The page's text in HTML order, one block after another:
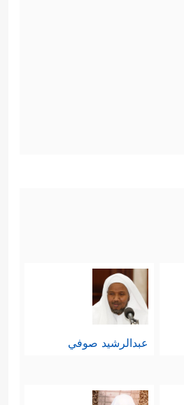
عبدالرشيد صوفي